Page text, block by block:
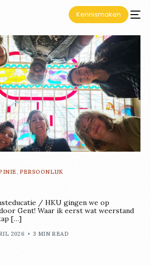
Kennismaken
, PERSOONLIJK
/ HKU gingen we op
Gent! Waar ik eerst wat weerstand
[…]
2026 3 MIN READ